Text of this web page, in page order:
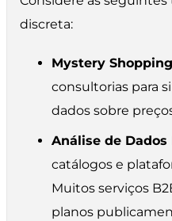
discreta:
Mystery
consultorias para
dados sobre
Análise de Dados
catálogos e
Muitos serviços
planos